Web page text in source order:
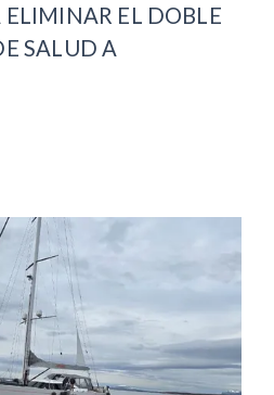
ELIMINAR EL DOBLE
SALUD A